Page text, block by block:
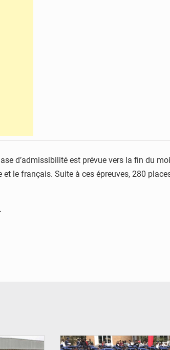
d’admissibilité est prévue vers la fin du
le français. Suite à ces épreuves, 280